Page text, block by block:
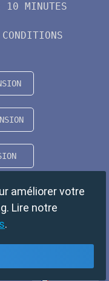
10 MINUTES
CONDITIONS
améliorer votre
Lire notre
.